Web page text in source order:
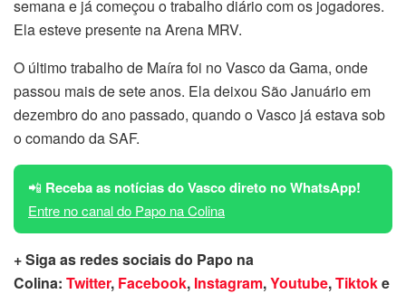
semana e já começou o trabalho diário com os jogadores.
Ela esteve presente na Arena MRV.
O último trabalho de Maíra foi no Vasco da Gama, onde
passou mais de sete anos. Ela deixou São Januário em
dezembro do ano passado, quando o Vasco já estava sob
o comando da SAF.
📲 Receba as notícias do Vasco direto no WhatsApp!
Entre no canal do Papo na Colina
+ Siga as redes sociais do Papo na
Colina: Twitter, Facebook, Instagram,Youtube,Tiktoke